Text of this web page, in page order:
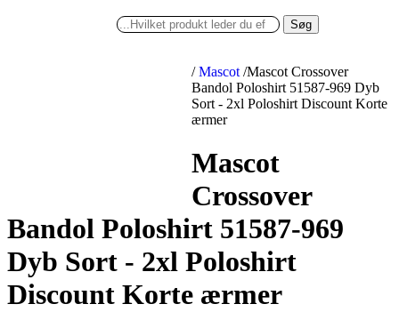
Søg
/ Mascot /Mascot Crossover
Bandol Poloshirt 51587-969 Dyb
Sort - 2xl Poloshirt Discount Korte
ærmer
Mascot
Crossover
Bandol Poloshirt 51587-969
Dyb Sort - 2xl Poloshirt
Discount Korte ærmer